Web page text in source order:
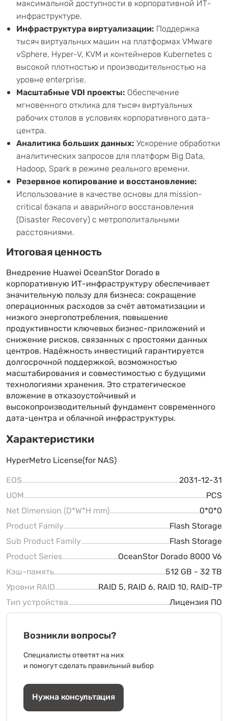
максимальной доступности в корпоративной ИТ-
инфраструктуре.
Инфраструктура виртуализации: Поддержка
тысяч виртуальных машин на платформах VMware
vSphere, Hyper-V, KVM и контейнеров Kubernetes с
высокой плотностью и производительностью на
уровне enterprise.
Масштабные VDI проекты: Обеспечение
мгновенного отклика для тысяч виртуальных
рабочих столов в условиях корпоративного дата-
центра.
Аналитика больших данных: Ускорение обработки
аналитических запросов для платформ Big Data,
Hadoop, Spark в режиме реального времени.
Резервное копирование и восстановление:
Использование в качестве основы для mission-
critical бэкапа и аварийного восстановления
(Disaster Recovery) с метрополитальными
расстояниями.
Итоговая ценность
Внедрение Huawei OceanStor Dorado в
корпоративную ИТ-инфраструктуру обеспечивает
значительную пользу для бизнеса: сокращение
операционных расходов за счёт автоматизации и
низкого энергопотребления, повышение
продуктивности ключевых бизнес-приложений и
снижение рисков, связанных с простоями данных
центров. Надёжность инвестиций гарантируется
долгосрочной поддержкой, возможностью
масштабирования и совместимостью с будущими
технологиями хранения. Это стратегическое
вложение в отказоустойчивый и
высокопроизводительный фундамент современного
дата-центра и облачной инфраструктуры.
Характеристики
HyperMetro License(for NAS)
EOS
2031-12-31
UOM
PCS
Net Dimension (D*W*H mm)
0*0*0
Product Family
Flash Storage
Sub Product Family
Flash Storage
Product Series
OceanStor Dorado 8000 V6
Кэш-память
512 GB - 32 TB
Уровни RAID
RAID 5, RAID 6, RAID 10, RAID-TP
Тип устройства
Лицензия ПО
Возникли вопросы?
Специалисты ответят на них
и помогут сделать правильный выбор
Нужна консультация